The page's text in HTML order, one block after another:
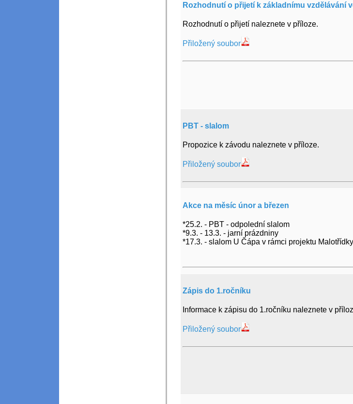
Rozhodnutí o přijetí k základnímu vzdělávání
Rozhodnutí o přijetí naleznete v příloze.
Přiložený soubor
PBT - slalom
Propozice k závodu naleznete v příloze.
Přiložený soubor
Akce na měsíc únor a březen
*25.2. - PBT - odpolední slalom
*9.3. - 13.3. - jarní prázdniny
*17.3. - slalom U Čápa v rámci projektu
Zápis do 1.ročníku
Informace k zápisu do 1.ročníku naleznete v
Přiložený soubor